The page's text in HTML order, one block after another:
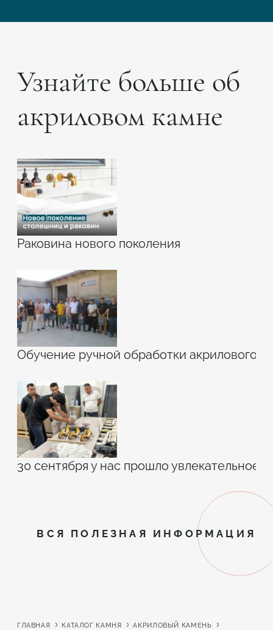
Узнайте больше об
акриловом камне
Раковина нового поколения
Обучение ручной обработки акрилового
30 сентября у нас прошло увлекательное
ВСЯ ПОЛЕЗНАЯ ИНФОРМАЦИЯ
ГЛАВНАЯ КАТАЛОГ КАМНЯ
АКРИЛОВЫЙ КАМЕНЬ